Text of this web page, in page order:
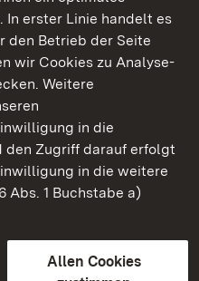
In erster Linie handelt es
den Betrieb der Seite
wir Cookies zu Analyse-
Weitere
in die
den Zugriff darauf erfolgt
in die weitere
Abs. 1 Buchstabe a)
Allen Cookies
Baden-Württemberg